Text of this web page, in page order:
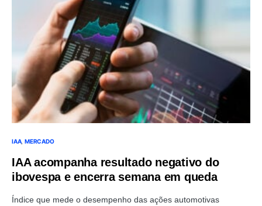
IAA MERCADO
IAA acompanha resultado negativo do
ibovespa e encerra semana em queda
Índice que mede o desempenho das ações automotivas